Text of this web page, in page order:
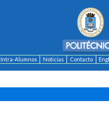
Intra-Alumnos Noticias Contacto